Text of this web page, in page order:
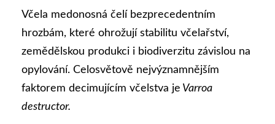
Včela medonosná čelí bezprecedentním
hrozbám, které ohrožují stabilitu včelařství,
zemědělskou produkci i biodiverzitu závislou na
opylování. Celosvětově nejvýznamnějším
faktorem decimujícím včelstva je Varroa
destructor.